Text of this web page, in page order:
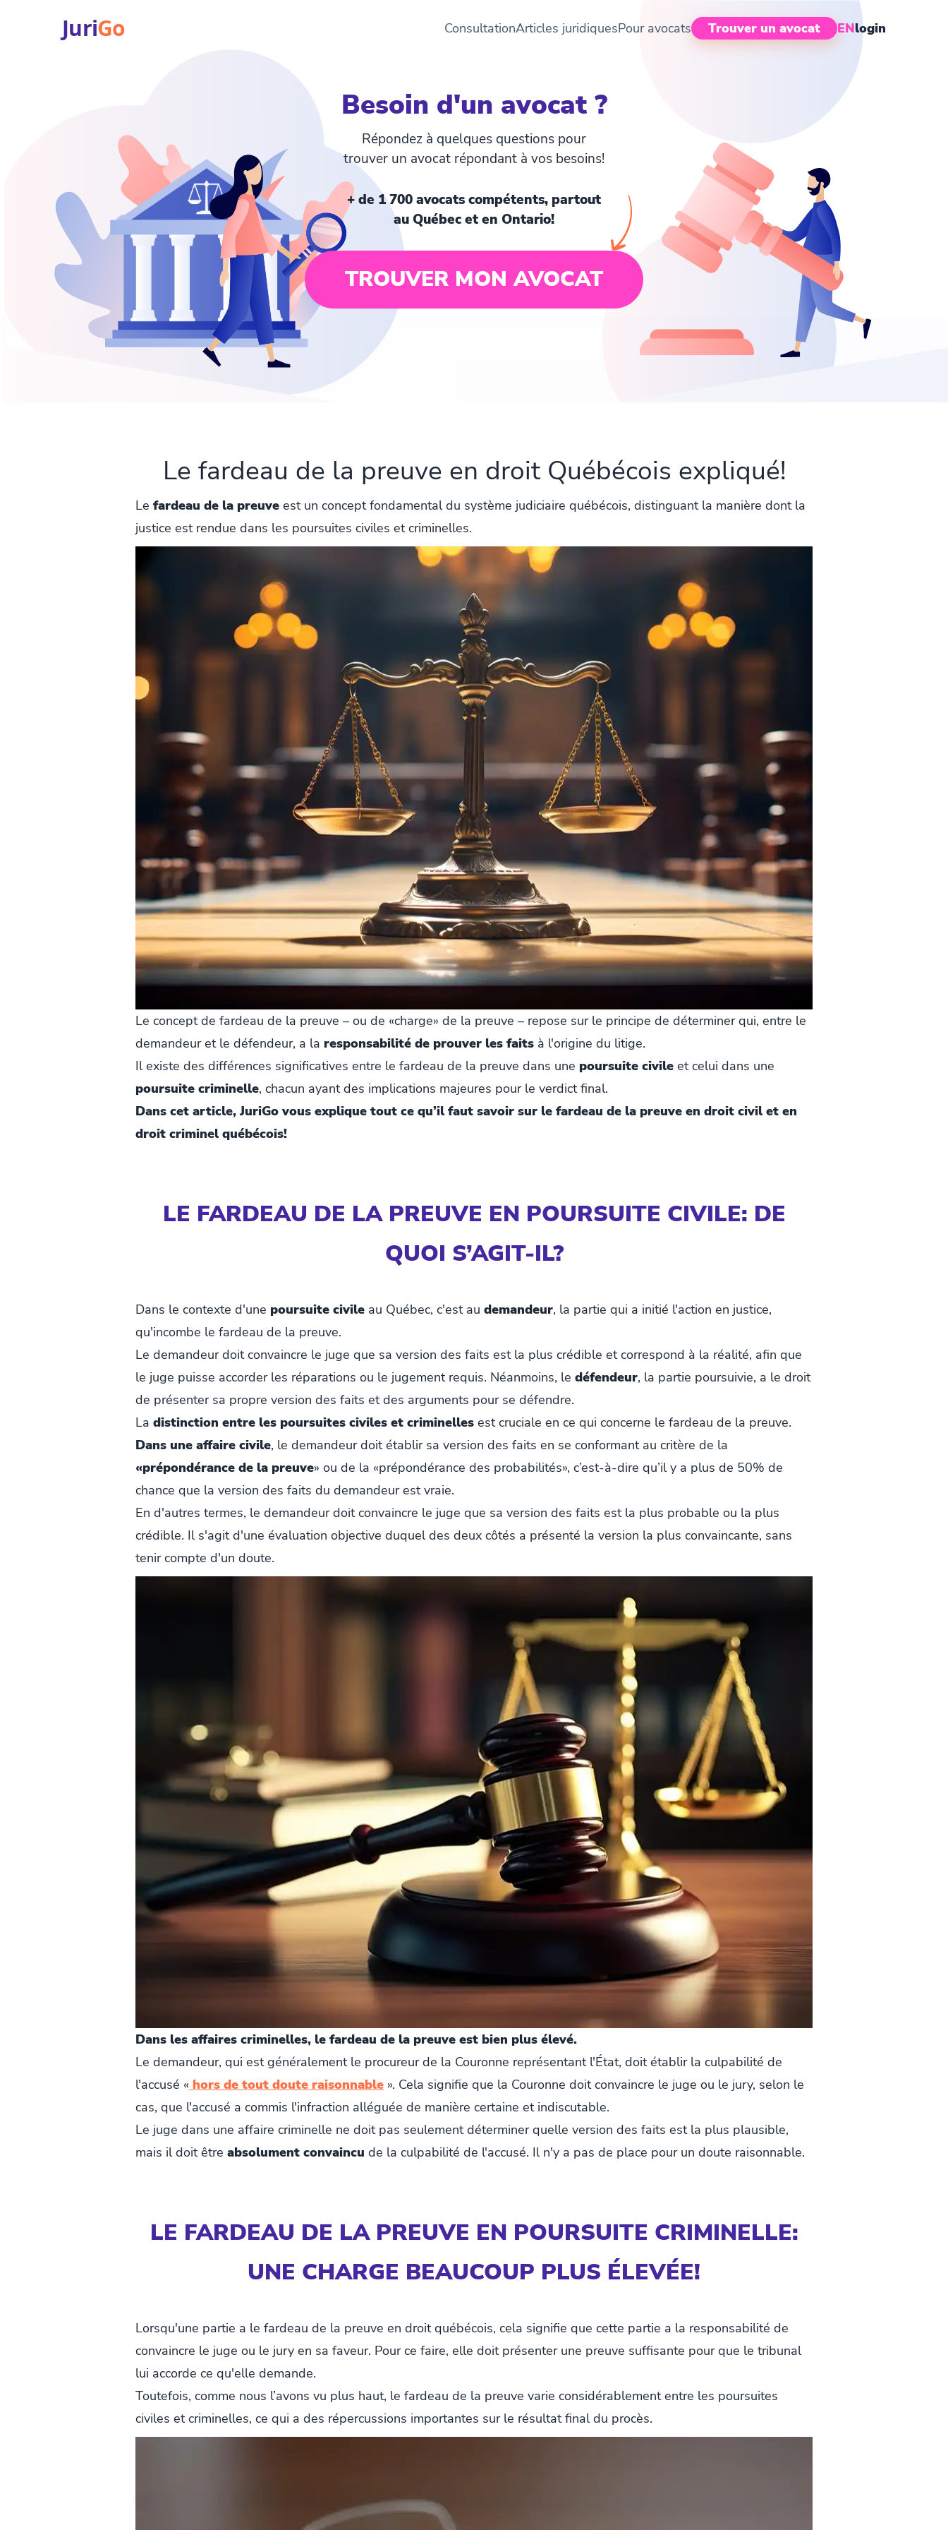
JuriGo ConsultationArticles juridiquesPour avocats Trouver un avocat ENlogin
Besoin d'un avocat ?
Répondez à quelques questions pour
trouver un avocat répondant à vos besoins!
+ de 1 700 avocats compétents, partout
au Québec et en Ontario!
TROUVER MON AVOCAT
Le fardeau de la preuve en droit Québécois expliqué!
Le fardeau de la preuve est un concept fondamental du système judiciaire québécois, distinguant la manière dont la
justice est rendue dans les poursuites civiles et criminelles.
Le concept de fardeau de la preuve – ou de «charge» de la preuve – repose sur le principe de déterminer qui, entre le
demandeur et le défendeur, a la responsabilité de prouver les faits à l'origine du litige.
Il existe des différences significatives entre le fardeau de la preuve dans une poursuite civile et celui dans une
poursuite criminelle, chacun ayant des implications majeures pour le verdict final.
Dans cet article, JuriGo vous explique tout ce qu’il faut savoir sur le fardeau de la preuve en droit civil et en
droit criminel québécois!
LE FARDEAU DE LA PREUVE EN POURSUITE CIVILE: DE
QUOI S’AGIT-IL?
Dans le contexte d'une poursuite civile au Québec, c'est au demandeur, la partie qui a initié l'action en justice,
qu'incombe le fardeau de la preuve.
Le demandeur doit convaincre le juge que sa version des faits est la plus crédible et correspond à la réalité, afin que
le juge puisse accorder les réparations ou le jugement requis. Néanmoins, le défendeur, la partie poursuivie, a le droit
de présenter sa propre version des faits et des arguments pour se défendre.
La distinction entre les poursuites civiles et criminelles est cruciale en ce qui concerne le fardeau de la preuve.
Dans une affaire civile, le demandeur doit établir sa version des faits en se conformant au critère de la
«prépondérance de la preuve» ou de la «prépondérance des probabilités», c’est-à-dire qu’il y a plus de 50% de
chance que la version des faits du demandeur est vraie.
En d'autres termes, le demandeur doit convaincre le juge que sa version des faits est la plus probable ou la plus
crédible. Il s'agit d'une évaluation objective duquel des deux côtés a présenté la version la plus convaincante, sans
tenir compte d'un doute.
Dans les affaires criminelles, le fardeau de la preuve est bien plus élevé.
Le demandeur, qui est généralement le procureur de la Couronne représentant l'État, doit établir la culpabilité de
l'accusé « hors de tout doute raisonnable ». Cela signifie que la Couronne doit convaincre le juge ou le jury, selon le
cas, que l'accusé a commis l'infraction alléguée de manière certaine et indiscutable.
Le juge dans une affaire criminelle ne doit pas seulement déterminer quelle version des faits est la plus plausible,
mais il doit être absolument convaincu de la culpabilité de l'accusé. Il n'y a pas de place pour un doute raisonnable.
LE FARDEAU DE LA PREUVE EN POURSUITE CRIMINELLE:
UNE CHARGE BEAUCOUP PLUS ÉLEVÉE!
Lorsqu'une partie a le fardeau de la preuve en droit québécois, cela signifie que cette partie a la responsabilité de
convaincre le juge ou le jury en sa faveur. Pour ce faire, elle doit présenter une preuve suffisante pour que le tribunal
lui accorde ce qu'elle demande.
Toutefois, comme nous l’avons vu plus haut, le fardeau de la preuve varie considérablement entre les poursuites
civiles et criminelles, ce qui a des répercussions importantes sur le résultat final du procès.